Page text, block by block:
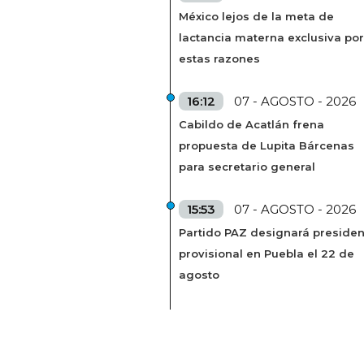
México lejos de la meta de
lactancia materna exclusiva por
estas razones
16:12 07 - AGOSTO - 2026
Cabildo de Acatlán frena
propuesta de Lupita Bárcenas
para secretario general
15:53 07 - AGOSTO - 2026
Partido PAZ designará
provisional en Puebla el 22 de
agosto